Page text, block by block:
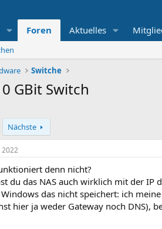
Foren Aktuelles
Switche
GBit Switch
Nächste
2022
denn nicht?
du das NAS auch wirklich mit der IP
das nicht speichert: ich
hier ja weder Gateway noch DNS),